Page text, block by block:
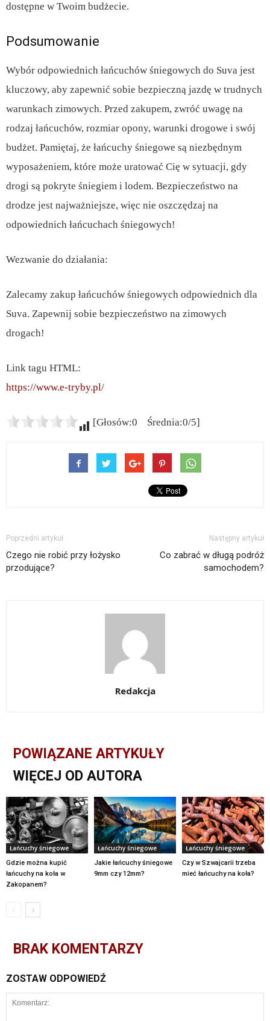
dostępne w Twoim budżecie.
Podsumowanie
Wybór odpowiednich łańcuchów śniegowych do Suva jest
kluczowy, aby zapewnić sobie bezpieczną jazdę w trudnych
warunkach zimowych. Przed zakupem, zwróć uwagę na
rodzaj łańcuchów, rozmiar opony, warunki drogowe i swój
budżet. Pamiętaj, że łańcuchy śniegowe są niezbędnym
wyposażeniem, które może uratować Cię w sytuacji, gdy
drogi są pokryte śniegiem i lodem. Bezpieczeństwo na
drodze jest najważniejsze, więc nie oszczędzaj na
odpowiednich łańcuchach śniegowych!
Wezwanie do działania:
Zalecamy zakup łańcuchów śniegowych odpowiednich dla
Suva. Zapewnij sobie bezpieczeństwo na zimowych
drogach!
Link tagu HTML:
https://www.e-tryby.pl/
[Głosów:0 Średnia:0/5]
Poprzedni artykuł
Czego nie robić przy łożysko
przodujące?
Następny artykuł
Co zabrać w długą podróż
samochodem?
Redakcja
POWIĄZANE ARTYKUŁY
WIĘCEJ OD AUTORA
Łańcuchy śniegowe
Gdzie można kupić
łańcuchy na koła w
Zakopanem?
Łańcuchy śniegowe
Jakie łańcuchy śniegowe
9mm czy 12mm?
Łańcuchy śniegowe
Czy w Szwajcarii trzeba
mieć łańcuchy na koła?
BRAK KOMENTARZY
ZOSTAW ODPOWIEDŹ